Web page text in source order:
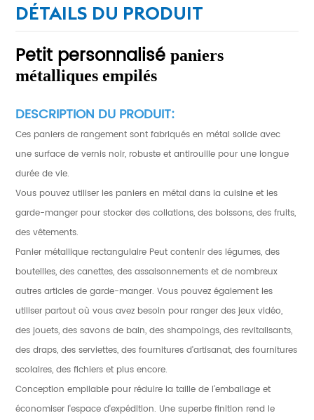
DÉTAILS DU PRODUIT
Petit personnalisépaniers
métalliques empilés
DESCRIPTION DU PRODUIT:
Ces paniers de rangement sont fabriqués en métal solide avec
une surface de vernis noir, robuste et antirouille pour une longue
durée de vie.
Vous pouvez utiliser les paniers en métal dans la cuisine et les
garde-manger pour stocker des collations, des boissons, des fruits,
des vêtements.
Panier métallique rectangulaire Peut contenir des légumes, des
bouteilles, des canettes, des assaisonnements et de nombreux
autres articles de garde-manger. Vous pouvez également les
utiliser partout où vous avez besoin pour ranger des jeux vidéo,
des jouets, des savons de bain, des shampoings, des revitalisants,
des draps, des serviettes, des fournitures d'artisanat, des fournitures
scolaires, des fichiers et plus encore.
Conception empilable pour réduire la taille de l'emballage et
économiser l'espace d'expédition. Une superbe finition rend le